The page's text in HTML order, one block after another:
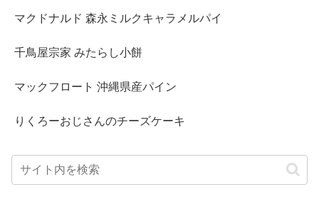
マクドナルド 森永ミルクキャラメルパイ
千鳥屋宗家 みたらし小餅
マックフロート 沖縄県産パイン
りくろーおじさんのチーズケーキ